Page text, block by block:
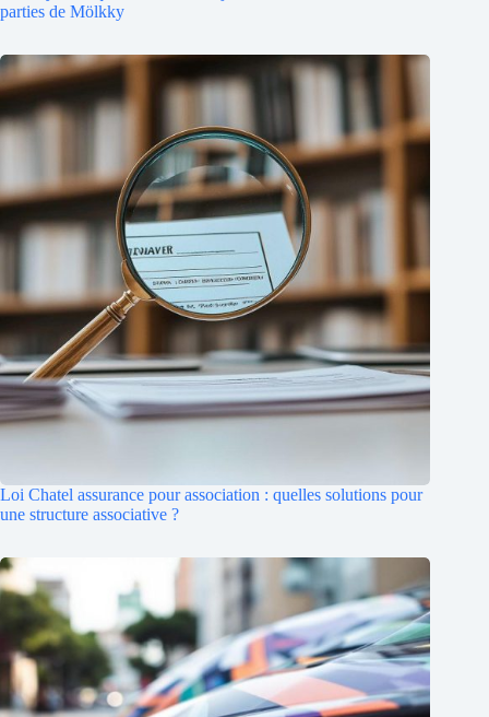
parties de Mölkky
Loi Chatel assurance pour association : quelles solutions pour
une structure associative ?